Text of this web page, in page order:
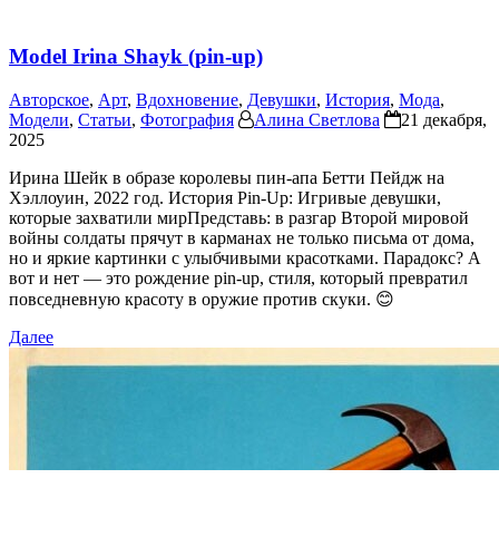
Model Irina Shayk (pin-up)
Авторское, Арт, Вдохновение, Девушки, История, Мода,
Модели, Статьи, Фотография Алина Светлова
21 декабря,
2025
Ирина Шейк в образе королевы пин-апа Бетти Пейдж на
Хэллоуин, 2022 год. История Pin-Up: Игривые девушки,
которые захватили мирПредставь: в разгар Второй мировой
войны солдаты прячут в карманах не только письма от дома,
но и яркие картинки с улыбчивыми красотками. Парадокс? А
вот и нет — это рождение pin-up, стиля, который превратил
повседневную красоту в оружие против скуки. 😊
Далее